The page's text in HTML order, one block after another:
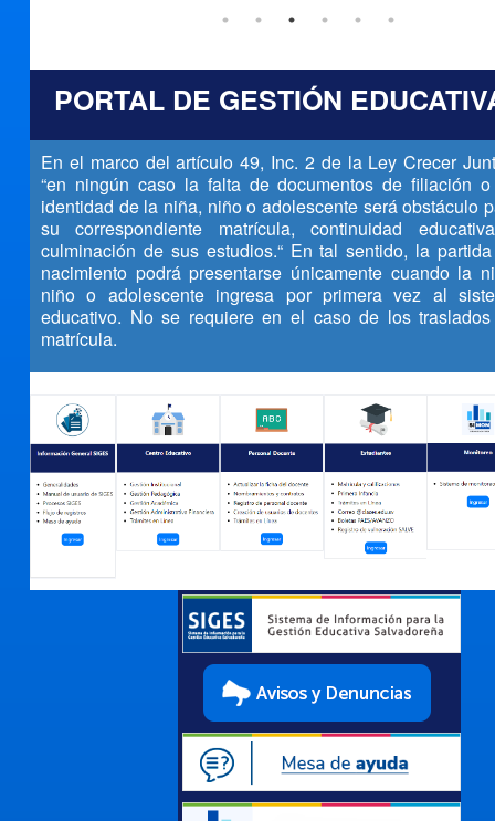
PORTAL DE GESTIÓN
En el marco del artículo 49, Inc. 2 de la Ley Crecer
“en ningún caso la falta de documentos de filiación
identidad de la niña, niño o adolescente será obstáculo
su correspondiente matrícula, continuidad
culminación de sus estudios.“ En tal sentido, la
nacimiento podrá presentarse únicamente cuando la
niño o adolescente ingresa por primera vez al
educativo. No se requiere en el caso de los
matrícula.